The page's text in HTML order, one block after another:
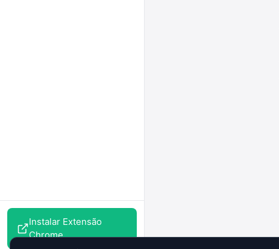
Instalar Extensão
Chrome